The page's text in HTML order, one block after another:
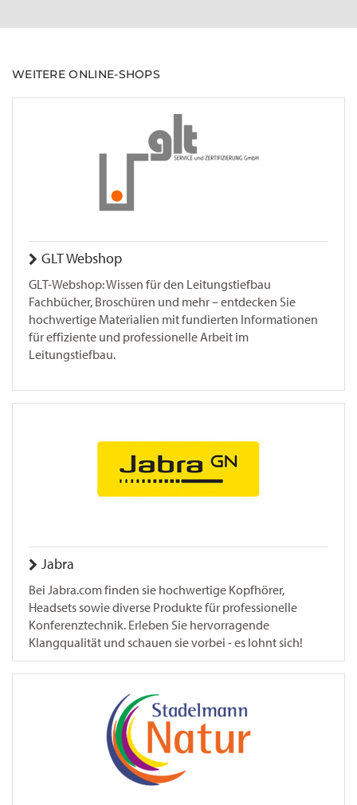
WEITERE ONLINE-SHOPS
GLT Webshop
GLT-Webshop: Wissen für den Leitungstiefbau
Fachbücher, Broschüren und mehr – entdecken Sie
hochwertige Materialien mit fundierten Informationen
für effiziente und professionelle Arbeit im
Leitungstiefbau.
Jabra
Bei Jabra.com finden sie hochwertige Kopfhörer,
Headsets sowie diverse Produkte für professionelle
Konferenztechnik. Erleben Sie hervorragende
Klangqualität und schauen sie vorbei - es lohnt sich!